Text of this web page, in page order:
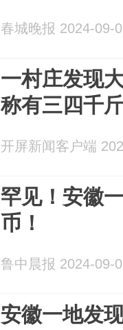
春城晚报 2024-09-
一村庄发现
称有三四千
开屏新闻客户端
罕见！安徽
币！
鲁中晨报 2024-09-
安徽一地发